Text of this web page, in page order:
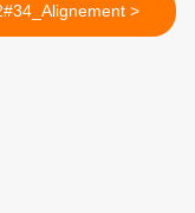
P52#34_Alignement >